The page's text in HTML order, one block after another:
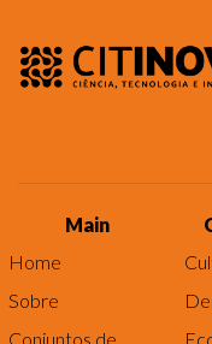
Main
Home
Sobre
Conjuntos de